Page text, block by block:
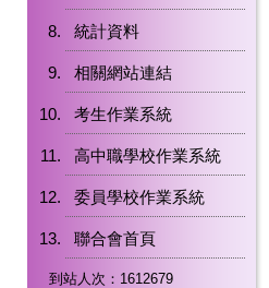
統計資料
相關網站連結
考生作業系統
高中職學校作業系統
委員學校作業系統
聯合會首頁
到站人次：1612679